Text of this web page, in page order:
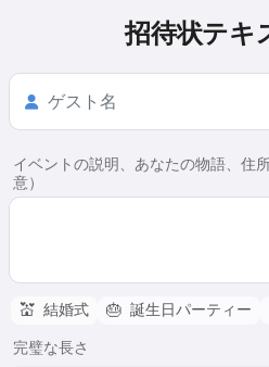
招待状テキ
イベントの説明、あなたの物語、住
意）
💒 結婚式 🎂 誕生日パーティー
完璧な長さ